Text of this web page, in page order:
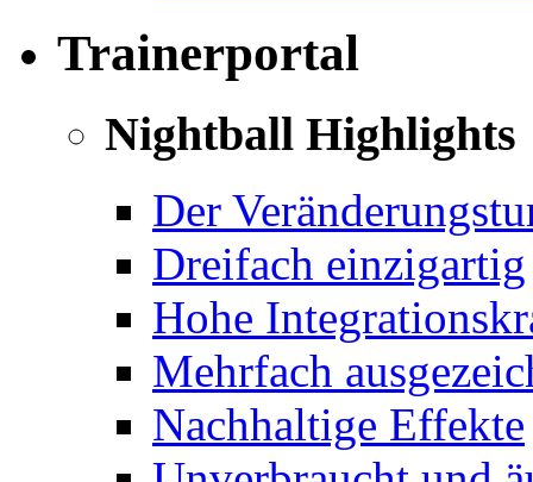
Trainerportal
Nightball Highlights
Der
Dreifach einzigartig
Hohe
Mehrfach
Nachhaltige Effekte